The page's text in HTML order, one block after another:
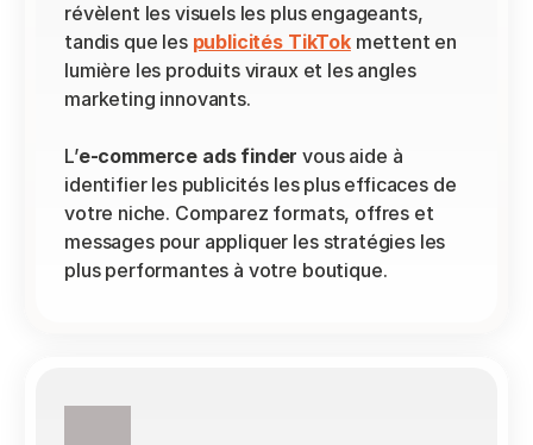
révèlent les visuels les plus engageants,
tandis que les publicités TikTok mettent en
lumière les produits viraux et les angles
marketing innovants.
L’e-commerce ads finder vous aide à
identifier les publicités les plus efficaces de
votre niche. Comparez formats, offres et
messages pour appliquer les stratégies les
plus performantes à votre boutique.